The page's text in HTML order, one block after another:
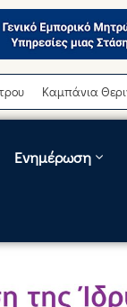
Καμπάνια Θερινών
Ενημέρωση